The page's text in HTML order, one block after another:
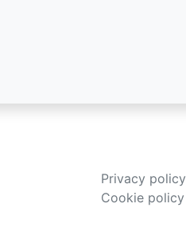
Privacy policy
Cookie policy